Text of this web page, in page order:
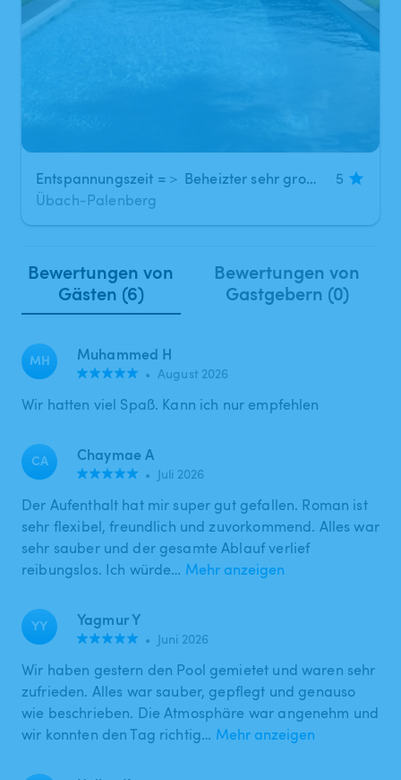
Entspannungszeit =＞ Beheizter sehr großer (12 x 5 m) Außenpool + Sauna + Dusche etc.
5
Übach-Palenberg
Bewertungen von
Gästen (6)
Bewertungen von
Gastgebern (0)
MH Muhammed H
• August 2026
Wir hatten viel Spaß. Kann ich nur empfehlen
CA Chaymae A
• Juli 2026
Der Aufenthalt hat mir super gut gefallen. Roman ist
sehr flexibel, freundlich und zuvorkommend. Alles war
sehr sauber und der gesamte Ablauf verlief
reibungslos. Ich würde… Mehr anzeigen
YY Yagmur Y
• Juni 2026
Wir haben gestern den Pool gemietet und waren sehr
zufrieden. Alles war sauber, gepflegt und genauso
wie beschrieben. Die Atmosphäre war angenehm und
wir konnten den Tag richtig… Mehr anzeigen